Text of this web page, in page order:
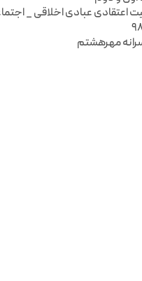
اعتقادی عبادی اخلاقی _
مهرهشتم